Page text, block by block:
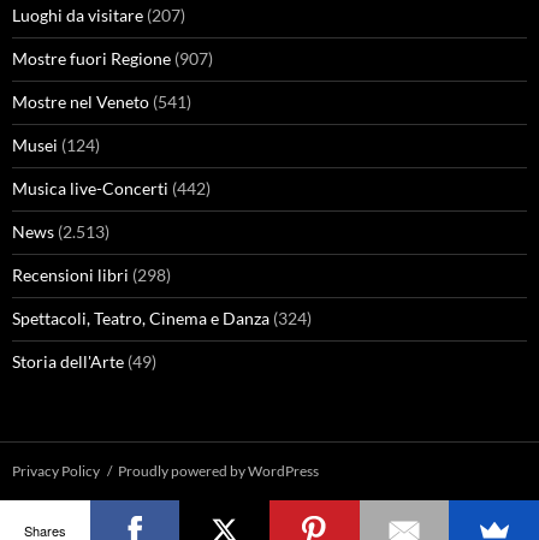
Luoghi da visitare (207)
Mostre fuori Regione (907)
Mostre nel Veneto (541)
Musei (124)
Musica live-Concerti (442)
News (2.513)
Recensioni libri (298)
Spettacoli, Teatro, Cinema e Danza (324)
Storia dell'Arte (49)
Privacy Policy Proudly powered by WordPress
Shares